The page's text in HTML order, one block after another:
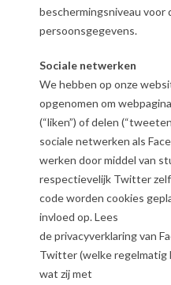
beschermingsniveau
persoonsgegevens.
Sociale netwerken
We hebben op onze
opgenomen om
(“liken”) of delen
sociale netwerken als
werken door middel van
respectievelijk Twitter
code worden cookies
invloed op. Lees
de privacyverklaring van
Twitter (welke regelmatig
wat zij met